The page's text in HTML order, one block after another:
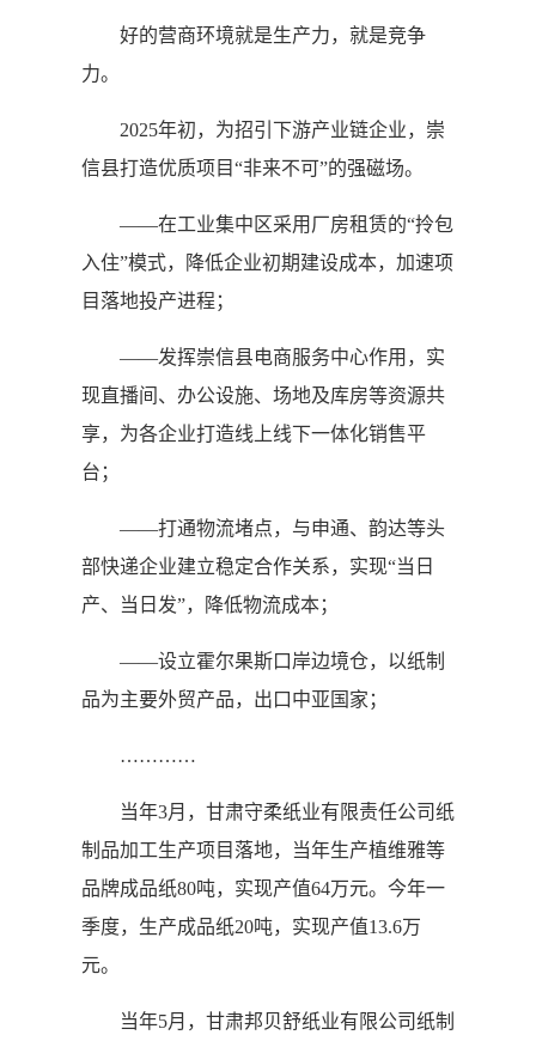
好的营商环境就是生产力，就是竞争
力。
2025年初，为招引下游产业链企业，崇
信县打造优质项目“非来不可”的强磁场。
——在工业集中区采用厂房租赁的“拎包
入住”模式，降低企业初期建设成本，加速项
目落地投产进程；
——发挥崇信县电商服务中心作用，实
现直播间、办公设施、场地及库房等资源共
享，为各企业打造线上线下一体化销售平
台；
——打通物流堵点，与申通、韵达等头
部快递企业建立稳定合作关系，实现“当日
产、当日发”，降低物流成本；
——设立霍尔果斯口岸边境仓，以纸制
品为主要外贸产品，出口中亚国家；
…………
当年3月，甘肃守柔纸业有限责任公司纸
制品加工生产项目落地，当年生产植维雅等
品牌成品纸80吨，实现产值64万元。今年一
季度，生产成品纸20吨，实现产值13.6万
元。
当年5月，甘肃邦贝舒纸业有限公司纸制